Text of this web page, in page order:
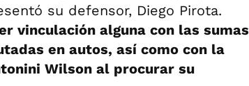
su defensor, Diego Pirota.
vinculación alguna con las sumas
en autos, así como con la
Wilson al procurar su